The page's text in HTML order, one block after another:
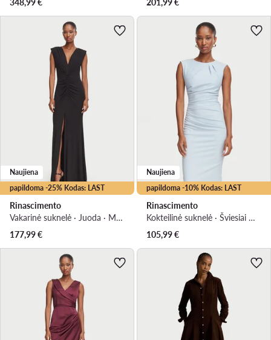
348,99€
201,99€
papildoma -25% Kodas: LAST
Naujiena
Rinascimento
Vakarinė suknelė · Juoda · Maksi
177,99€
papildoma -10% Kodas: LAST
Naujiena
Rinascimento
Kokteilinė suknelė · Šviesiai mėlyna · Midi
105,99€